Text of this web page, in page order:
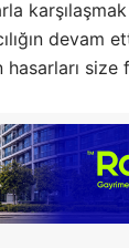
devam
size